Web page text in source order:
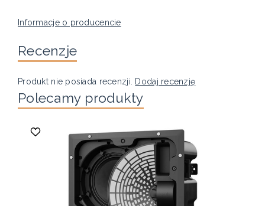
Informacje o producencie
Recenzje
Produkt nie posiada recenzji. Dodaj recenzję
Polecamy produkty